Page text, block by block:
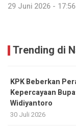
29 Juni 2026 -
Trending di
KPK Beberkan
Kepercayaan
Widiyantoro
30 Juli 2026